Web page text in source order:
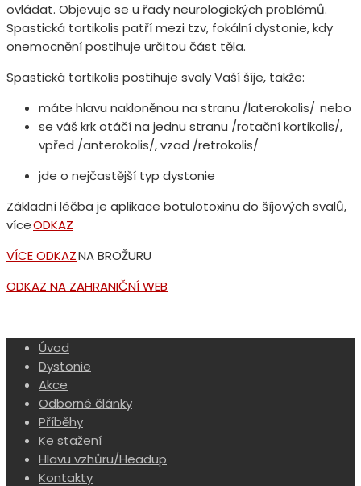
ovládat. Objevuje se u řady neurologických problémů.
Spastická tortikolis patří mezi tzv, fokální dystonie, kdy
onemocnění postihuje určitou část těla.
Spastická tortikolis postihuje svaly Vaší šíje, takže:
máte hlavu nakloněnou na stranu /laterokolis/ nebo
se váš krk otáčí na jednu stranu /rotační kortikolis/,
vpřed /anterokolis/, vzad /retrokolis/
jde o nejčastější typ dystonie
Základní léčba je aplikace botulotoxinu do šíjových svalů,
víceODKAZ
VÍCE ODKAZNA BROŽURU
ODKAZ NA ZAHRANIČNÍ WEB
Úvod
Dystonie
Akce
Odborné články
Příběhy
Ke stažení
Hlavu vzhůru/Headup
Kontakty